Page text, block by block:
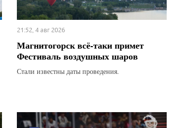
21:52, 4 авг 2026
Магнитогорск всё-таки примет
Фестиваль воздушных шаров
Стали известны даты проведения.